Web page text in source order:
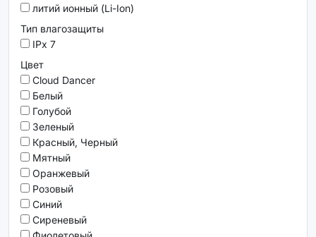
литий ионный (Li-Ion)
Тип влагозащиты
IPx 7
Цвет
Cloud Dancer
Белый
Голубой
Зеленый
Красный, Черный
Мятный
Оранжевый
Розовый
Синий
Сиреневый